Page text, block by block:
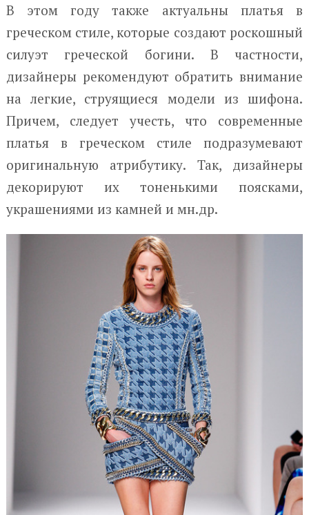
В этом году также актуальны платья в
греческом стиле, которые создают роскошный
силуэт греческой богини. В частности,
дизайнеры рекомендуют обратить внимание
на легкие, струящиеся модели из шифона.
Причем, следует учесть, что современные
платья в греческом стиле подразумевают
оригинальную атрибутику. Так, дизайнеры
декорируют их тоненькими поясками,
украшениями из камней и мн.др.